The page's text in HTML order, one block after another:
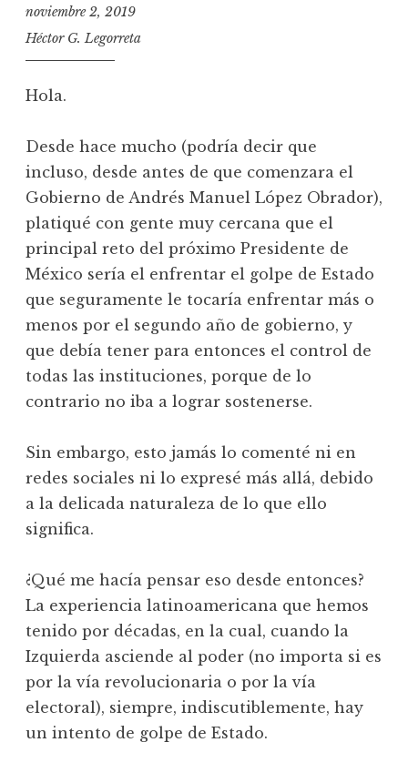
noviembre 2, 2019
Héctor G. Legorreta
Hola.
Desde hace mucho (podría decir que
incluso, desde antes de que comenzara el
Gobierno de Andrés Manuel López Obrador),
platiqué con gente muy cercana que el
principal reto del próximo Presidente de
México sería el enfrentar el golpe de Estado
que seguramente le tocaría enfrentar más o
menos por el segundo año de gobierno, y
que debía tener para entonces el control de
todas las instituciones, porque de lo
contrario no iba a lograr sostenerse.
Sin embargo, esto jamás lo comenté ni en
redes sociales ni lo expresé más allá, debido
a la delicada naturaleza de lo que ello
significa.
¿Qué me hacía pensar eso desde entonces?
La experiencia latinoamericana que hemos
tenido por décadas, en la cual, cuando la
Izquierda asciende al poder (no importa si es
por la vía revolucionaria o por la vía
electoral), siempre, indiscutiblemente, hay
un intento de golpe de Estado.